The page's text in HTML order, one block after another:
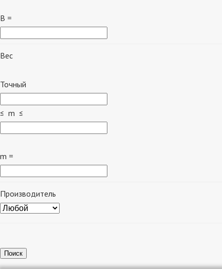
B =
Вес
Точный
≤ m ≤
m =
Производитель
Поиск